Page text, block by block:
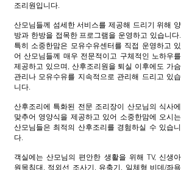
조리원입니다.
산모님들께 섬세한 서비스를 제공해 드리기 위해 양
방과 한방을 접목한 프로그램을 운영하고 있습니다.
특히 소중한맘은 모유수유센터를 직접 운영하고 있
어 산모님들께 매우 전문적이고 구체적인 노하우를
제공하고 있으며, 산후조리원을 퇴실 이후에도 가슴
관리나 모유수유를 지속적으로 관리해 드리고 있습
니다.
산후조리에 특화된 전문 조리장이 산모님의 식사에
맞추어 영양식을 제공하고 있어 소중한맘에 오시는
산모님들은 최적의 산후조리를 경험하실 수 있습니
다.
객실에는 산모님의 편안한 생활을 위해 TV, 신생아
원목침대, 적외선 조사기, 유축기, 일체형 비데/좌욕